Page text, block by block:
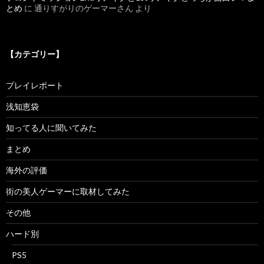
とめ に 通りすがりのゲーマーさん より
【カテゴリー】
プレイレポート
浅知恵袋
知ってる人に聞いてみた
まとめ
海外の評価
街の美人ゲーマーに取材してみた
その他
ハード別
PS5